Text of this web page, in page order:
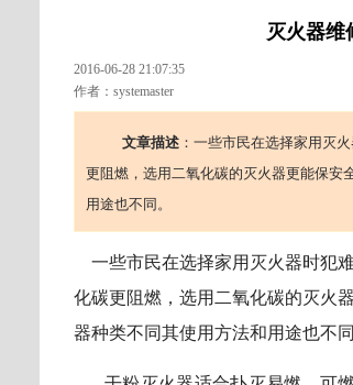
灭火器维
2016-06-28 21:07:35
作者：systemaster
文章描述：一些市民在选择家用灭
更阻燃，选用二氧化碳的灭火器更能保安
用途也不同。
一些市民在选择家用灭火器时犯
化碳更阻燃，选用二氧化碳的灭火
器种类不同其使用方法和用途也不同